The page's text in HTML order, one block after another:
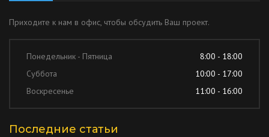
Приходите к нам в офис, чтобы обсудить Ваш проект.
Понедельник - Пятница
8:00 - 18:00
Суббота
10:00 - 17:00
Воскресенье
11:00 - 16:00
Последние статьи